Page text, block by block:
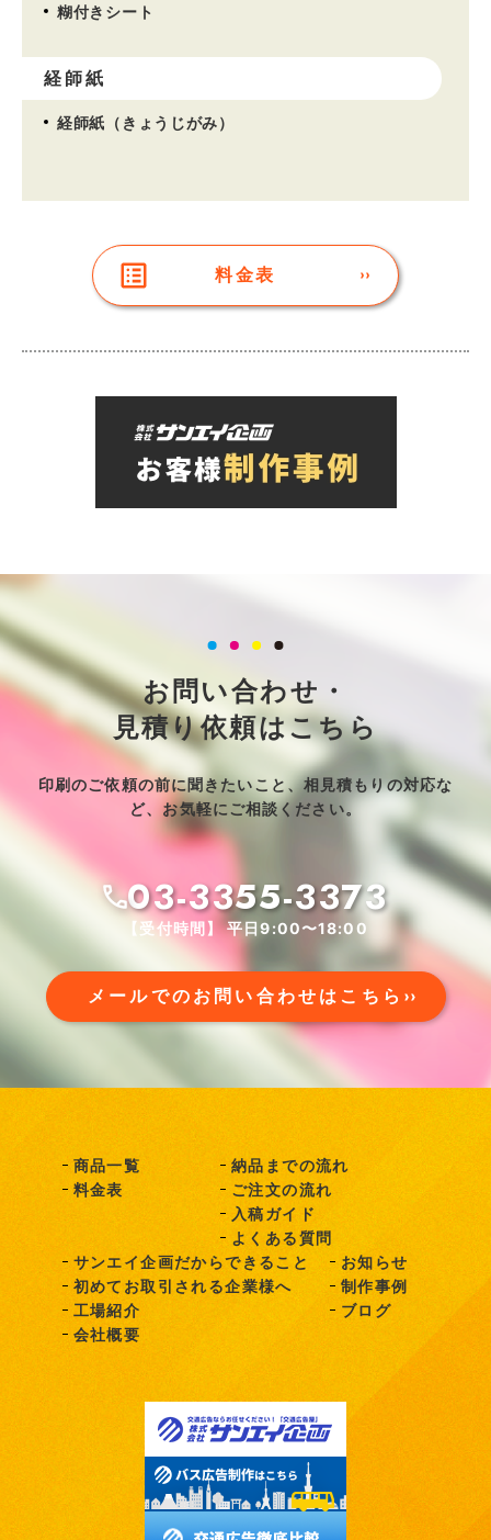
糊付きシート
経師紙
経師紙（きょうじがみ）
料金表
お問い合わせ・
見積り依頼はこちら
印刷のご依頼の前に聞きたいこと、相見積もりの対応な
ど、お気軽にご相談ください。
03-3355-3373
【受付時間】 平日9:00〜18:00
メールでのお問い合わせはこちら
商品一覧
料金表
納品までの流れ
ご注文の流れ
入稿ガイド
よくある質問
サンエイ企画だからできること
初めてお取引される企業様へ
工場紹介
会社概要
お知らせ
制作事例
ブログ